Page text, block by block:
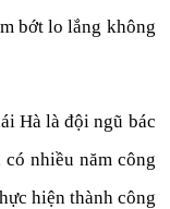
bớt lo lắng không
Hà là đội ngũ bác
nhiều năm công
hiện thành công